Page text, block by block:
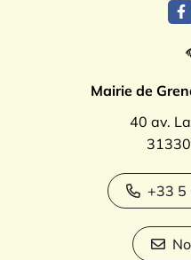
Mairie de
40 av.
+33 5